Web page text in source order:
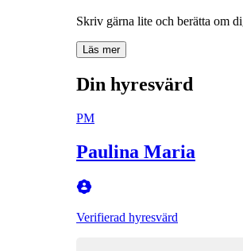
Skriv gärna lite och berätta om
Läs mer
Din hyresvärd
PM
Paulina Maria
Verifierad hyresvärd